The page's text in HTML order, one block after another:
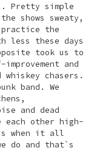
Pretty simple
shows sweaty,
practice the
less these days
took us to
and
whiskey chasers.
band. We
and dead
each other high-
when it all
do and that`s